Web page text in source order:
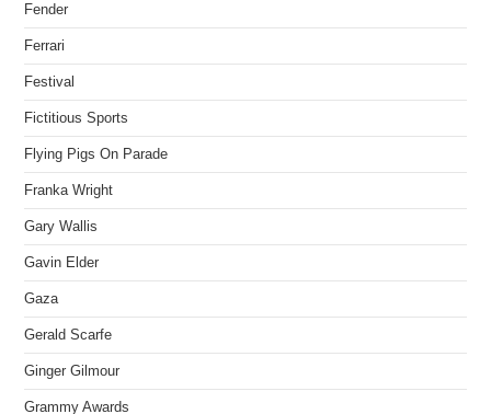
Fender
Ferrari
Festival
Fictitious Sports
Flying Pigs On Parade
Franka Wright
Gary Wallis
Gavin Elder
Gaza
Gerald Scarfe
Ginger Gilmour
Grammy Awards